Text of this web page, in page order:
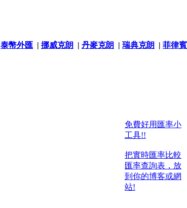
泰幣外匯 | 挪威克朗 | 丹麥克朗 | 瑞典克朗 | 菲律賓
免費好用匯率小
工具!!
把實時匯率比較
匯率查詢表，放
到你的博客或網
站!